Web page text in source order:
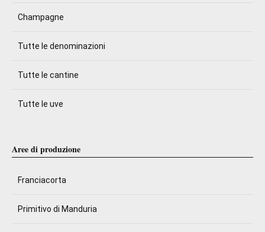
Champagne
Tutte le denominazioni
Tutte le cantine
Tutte le uve
Aree di produzione
Franciacorta
Primitivo di Manduria